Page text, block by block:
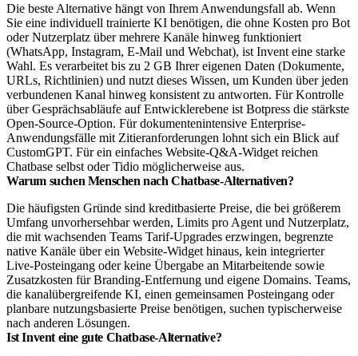
Die beste Alternative hängt von Ihrem Anwendungsfall ab. Wenn
Sie eine individuell trainierte KI benötigen, die ohne Kosten pro Bot
oder Nutzerplatz über mehrere Kanäle hinweg funktioniert
(WhatsApp, Instagram, E-Mail und Webchat), ist Invent eine starke
Wahl. Es verarbeitet bis zu 2 GB Ihrer eigenen Daten (Dokumente,
URLs, Richtlinien) und nutzt dieses Wissen, um Kunden über jeden
verbundenen Kanal hinweg konsistent zu antworten. Für Kontrolle
über Gesprächsabläufe auf Entwicklerebene ist Botpress die stärkste
Open-Source-Option. Für dokumentenintensive Enterprise-
Anwendungsfälle mit Zitieranforderungen lohnt sich ein Blick auf
CustomGPT. Für ein einfaches Website-Q&A-Widget reichen
Chatbase selbst oder Tidio möglicherweise aus.
Warum suchen Menschen nach Chatbase-Alternativen?
Die häufigsten Gründe sind kreditbasierte Preise, die bei größerem
Umfang unvorhersehbar werden, Limits pro Agent und Nutzerplatz,
die mit wachsenden Teams Tarif-Upgrades erzwingen, begrenzte
native Kanäle über ein Website-Widget hinaus, kein integrierter
Live-Posteingang oder keine Übergabe an Mitarbeitende sowie
Zusatzkosten für Branding-Entfernung und eigene Domains. Teams,
die kanalübergreifende KI, einen gemeinsamen Posteingang oder
planbare nutzungsbasierte Preise benötigen, suchen typischerweise
nach anderen Lösungen.
Ist Invent eine gute Chatbase-Alternative?